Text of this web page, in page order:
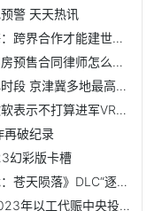
警 天天热讯
赛力斯董事长张兴海：跨界合作才能建世界级新能源汽车产业集...
世界速递！汕尾商品房预售合同律师怎么收费
南方强降雨仍处核心时段 京津冀多地最高气温可超38℃
市场规模太小了！微软表示不打算进军VR领域【附全球VR行业分...
破纪录
幻彩版卡槽
天天热点评！《卧龙：苍天陨落》DLC“逐鹿中原”曝光 新增新剧情
国家发改委已下达2023年以工代赈中央投资73亿元-全球视讯